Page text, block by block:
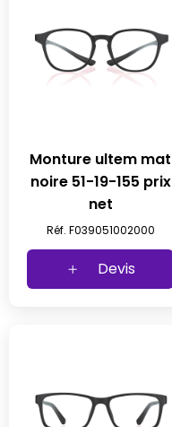
Monture ultem mat
noire 51-19-155 prix
net
Réf. F039051002000
Devis